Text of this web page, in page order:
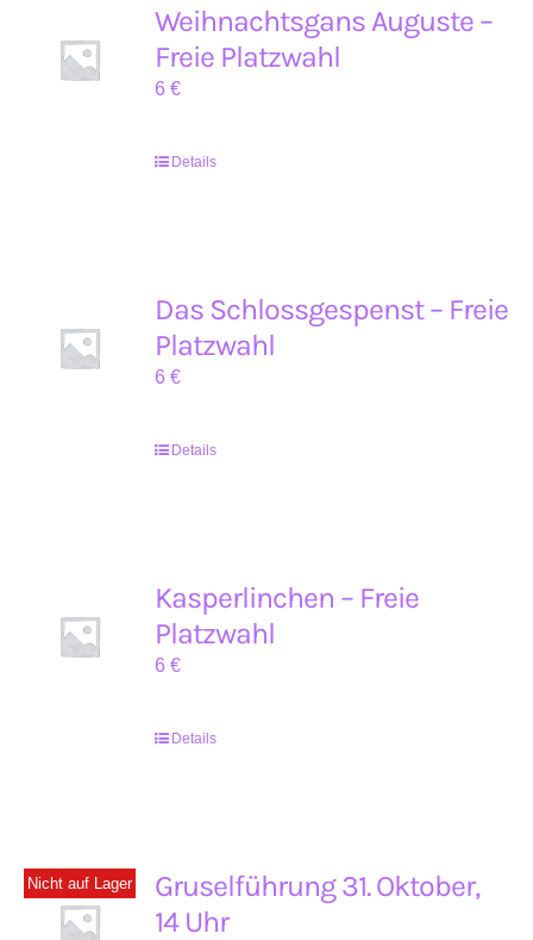
Weihnachtsgans Auguste –
Freie Platzwahl
6€
Details
Das Schlossgespenst – Freie
Platzwahl
6€
Details
Kasperlinchen – Freie
Platzwahl
6€
Details
Nicht auf Lager
Gruselführung 31. Oktober,
14 Uhr